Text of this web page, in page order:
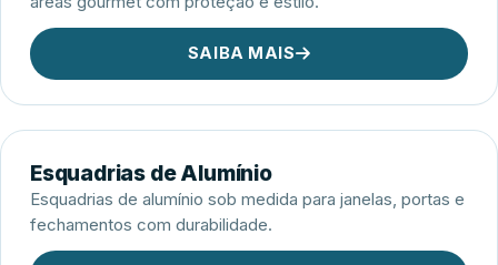
SAIBA MAIS
Esquadrias de Alumínio
Esquadrias de alumínio sob medida para janelas, portas e
fechamentos com durabilidade.